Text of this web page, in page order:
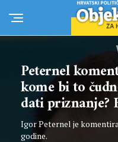
Peternel
kome bi to
dati priznanje?
Igor Peternel je
godine.